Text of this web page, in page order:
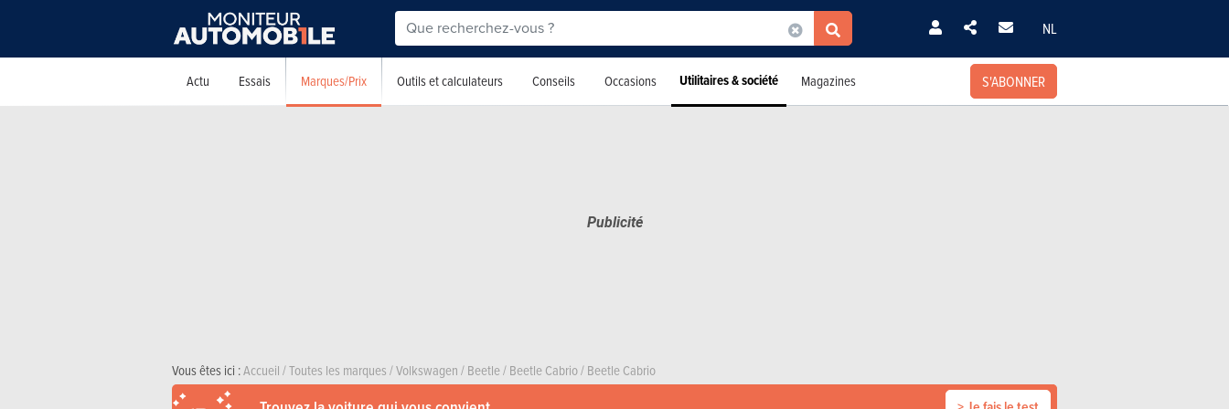
NL
Actu Essais Marques/Prix Outils et calculateurs Conseils Occasions Utilitaires & société Magazines S'ABONNER
Vous êtes ici :Accueil/Toutes les marques/Volkswagen/Beetle/Beetle Cabrio/Beetle Cabrio